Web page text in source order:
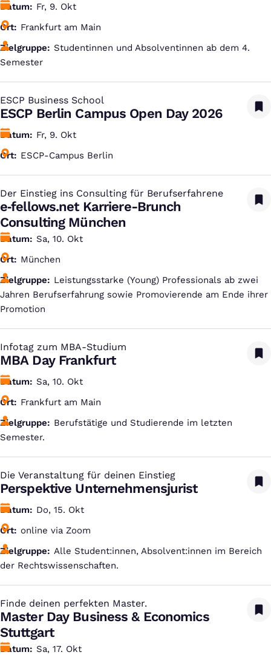
Datum
Fr, 9. Okt
Ort
Frankfurt am Main
Zielgruppe
Studentinnen und Absolventinnen ab dem 4.
Semester
ESCP Business School
:
ESCP Berlin Campus Open Day 2026
Datum
Fr, 9. Okt
Ort
ESCP-Campus Berlin
Der Einstieg ins Consulting für Berufserfahrene
:
e‑fellows.net Karriere-Brunch
Consulting München
Datum
Sa, 10. Okt
Ort
München
Zielgruppe
Leistungsstarke (Young) Professionals ab zwei
Jahren Berufserfahrung sowie Promovierende am Ende ihrer
Promotion
Infotag zum MBA-Studium
:
MBA Day Frankfurt
Datum
Sa, 10. Okt
Ort
Frankfurt am Main
Zielgruppe
Berufstätige und Studierende im letzten
Semester.
Die Veranstaltung für deinen Einstieg
:
Perspektive Unternehmensjurist
Datum
Do, 15. Okt
Ort
online via Zoom
Zielgruppe
Alle Student:innen, Absolvent:innen im Bereich
der Rechtswissenschaften.
Finde deinen perfekten Master.
:
Master Day Business & Economics
Stuttgart
Datum
Sa, 17. Okt